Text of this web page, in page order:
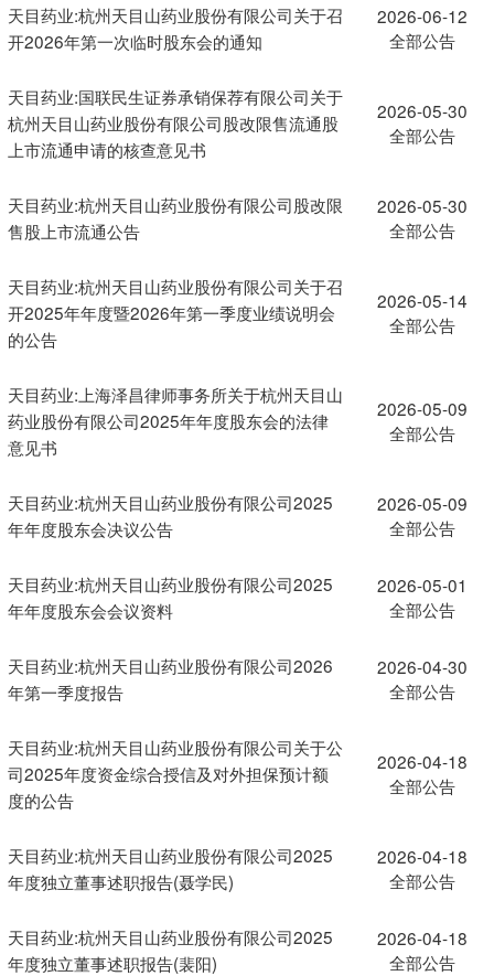
天目药业:杭州天目山药业股份有限公司关于召
开2026年第一次临时股东会的通知
2026-06-12
全部公告
天目药业:国联民生证券承销保荐有限公司关于
杭州天目山药业股份有限公司股改限售流通股
上市流通申请的核查意见书
2026-05-30
全部公告
天目药业:杭州天目山药业股份有限公司股改限
售股上市流通公告
2026-05-30
全部公告
天目药业:杭州天目山药业股份有限公司关于召
开2025年年度暨2026年第一季度业绩说明会
的公告
2026-05-14
全部公告
天目药业:上海泽昌律师事务所关于杭州天目山
药业股份有限公司2025年年度股东会的法律
意见书
2026-05-09
全部公告
天目药业:杭州天目山药业股份有限公司2025
年年度股东会决议公告
2026-05-09
全部公告
天目药业:杭州天目山药业股份有限公司2025
年年度股东会会议资料
2026-05-01
全部公告
天目药业:杭州天目山药业股份有限公司2026
年第一季度报告
2026-04-30
全部公告
天目药业:杭州天目山药业股份有限公司关于公
司2025年度资金综合授信及对外担保预计额
度的公告
2026-04-18
全部公告
天目药业:杭州天目山药业股份有限公司2025
年度独立董事述职报告(聂学民)
2026-04-18
全部公告
天目药业:杭州天目山药业股份有限公司2025
年度独立董事述职报告(裴阳)
2026-04-18
全部公告